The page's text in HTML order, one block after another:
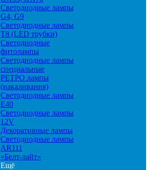
Светодиодные лампы
G4, G9
Светодиодные лампы
Т8 (LED трубки)
Светодиодные
фитолампы
Светодиодные лампы
специальные
РЕТРО лампы
(накаливания)
Светодиодные лампы
E40
Светодиодные лампы
12V
Декоративные лампы
Светодиодные лампы
AR111
«Белт-лайт»
Ещё